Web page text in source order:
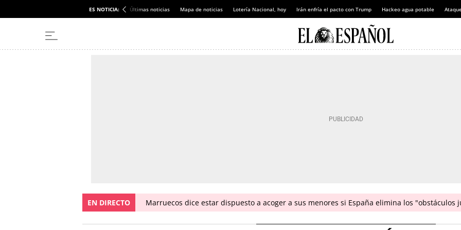
ES NOTICIA: Últimas noticias Mapa de noticias Lotería Nacional, hoy Irán enfría el pacto con Trump Hackeo agua potable
EN DIRECTO Marruecos dice estar dispuesto a acoger a sus menores si España elimina los "obstáculos